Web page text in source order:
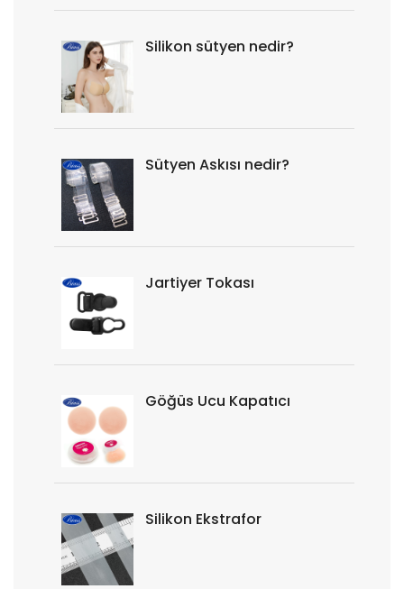
Silikon sütyen nedir?
Sütyen Askısı nedir?
Jartiyer Tokası
Göğüs Ucu Kapatıcı
Silikon Ekstrafor